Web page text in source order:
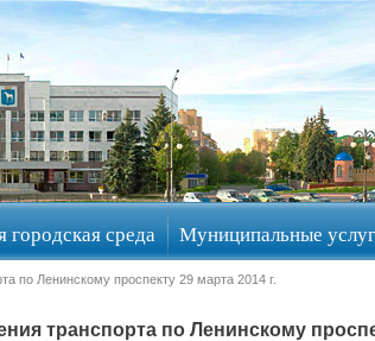
городская среда Муниципальные
по Ленинскому проспекту 29 марта 2014 г.
транспорта по Ленинскому